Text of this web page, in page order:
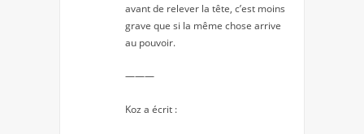
avant de relever la tête, c’est moins
grave que si la même chose arrive
au pouvoir.
———
Koz a écrit :